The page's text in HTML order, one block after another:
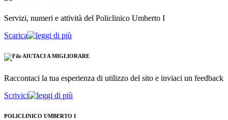
Servizi, numeri e attività del Policlinico Umberto I
Scarica
AIUTACI A MIGLIORARE
Raccontaci la tua esperienza di utilizzo del sito e inviaci un feedback
Scrivici
POLICLINICO UMBERTO I